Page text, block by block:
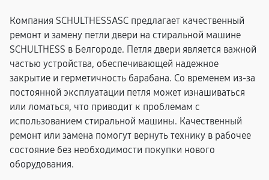
Компания SCHULTHESSASC предлагает качественный
ремонт и замену петли двери на стиральной машине
SCHULTHESS в Белгороде. Петля двери является важной
частью устройства, обеспечивающей надежное
закрытие и герметичность барабана. Со временем из-за
постоянной эксплуатации петля может изнашиваться
или ломаться, что приводит к проблемам с
использованием стиральной машины. Качественный
ремонт или замена помогут вернуть технику в рабочее
состояние без необходимости покупки нового
оборудования.